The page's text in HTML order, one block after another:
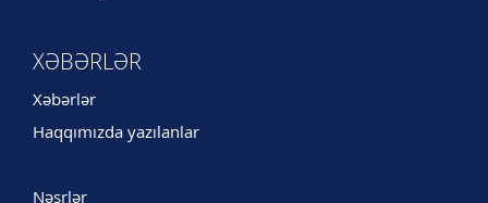
XƏBƏRLƏR
Xəbərlər
Haqqımızda yazılanlar
Nəşrlər